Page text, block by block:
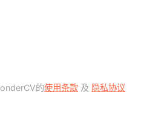
的使用条款及 隐私协议